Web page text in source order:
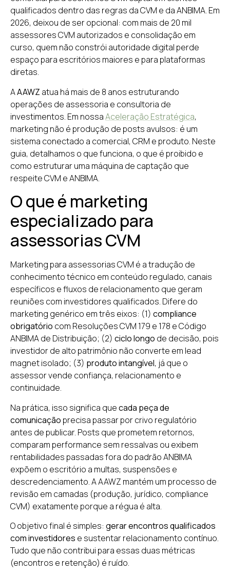
qualificados dentro das regras da CVM e da ANBIMA. Em
2026, deixou de ser opcional: com mais de 20 mil
assessores CVM autorizados e consolidação em
curso, quem não constrói autoridade digital perde
espaço para escritórios maiores e para plataformas
diretas.
AAAWZ atua há mais de 8 anos estruturando
operações de assessoria e consultoria de
investimentos. Em nossaAceleração Estratégica,
marketing não é produção de posts avulsos: é um
sistema conectado a comercial, CRM e produto. Neste
guia, detalhamos o que funciona, o que é proibido e
como estruturar uma máquina de captação que
respeite CVM e ANBIMA.
O que é marketing
especializado para
assessorias CVM
Marketing para assessorias CVM é a tradução de
conhecimento técnico em conteúdo regulado, canais
específicos e fluxos de relacionamento que geram
reuniões com investidores qualificados. Difere do
marketing genérico em três eixos: (1) compliance
obrigatório com Resoluções CVM 179 e 178 e Código
ANBIMA de Distribuição; (2) ciclo longo de decisão, pois
investidor de alto patrimônio não converte em lead
magnet isolado; (3) produto intangível, já que o
assessor vende confiança, relacionamento e
continuidade.
Na prática, isso significa quecada peça de
comunicação precisa passar por crivo regulatório
antes de publicar. Posts que prometem retornos,
comparam performance sem ressalvas ou exibem
rentabilidades passadas fora do padrão ANBIMA
expõem o escritório a multas, suspensões e
descredenciamento. A AAWZ mantém um processo de
revisão em camadas (produção, jurídico, compliance
CVM) exatamente porque a régua é alta.
O objetivo final é simples: gerar encontros qualificados
com investidores e sustentar relacionamento contínuo.
Tudo que não contribui para essas duas métricas
(encontros e retenção) é ruído.